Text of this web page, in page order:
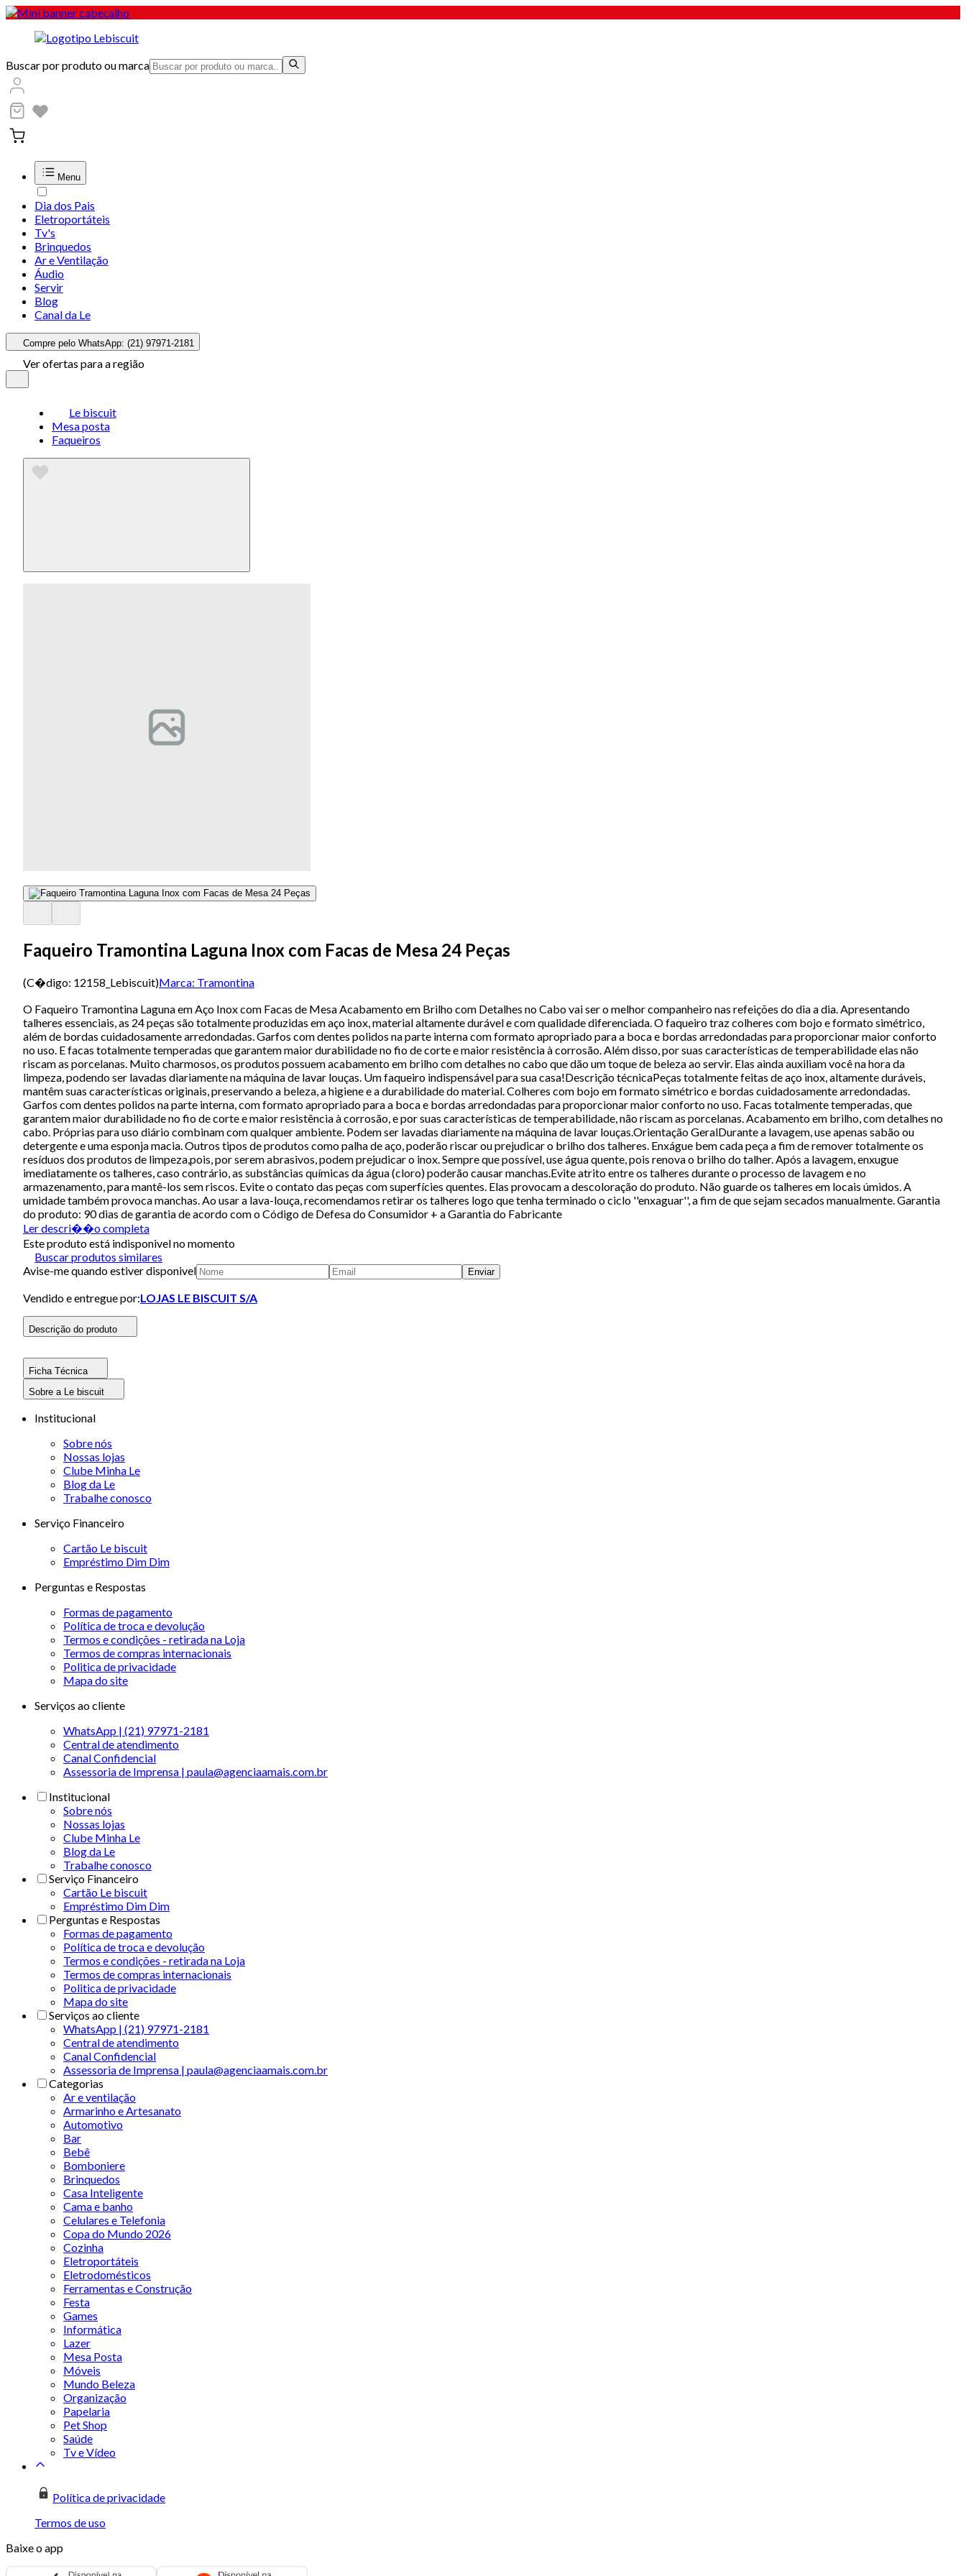
Buscar por produto ou marca
Menu
Dia dos Pais
Eletroportáteis
Tv's
Brinquedos
Ar e Ventilação
Áudio
Servir
Blog
Canal da Le
Compre pelo WhatsApp: (21) 97971-2181
Ver ofertas para a região
Le biscuit
Mesa posta
Faqueiros
Faqueiro Tramontina Laguna Inox com Facas de Mesa 24 Peças
(C�digo: 12158_Lebiscuit)Marca: Tramontina
O Faqueiro Tramontina Laguna em Aço Inox com Facas de Mesa Acabamento em Brilho com Detalhes no Cabo vai ser o melhor companheiro nas refeições do dia a dia. Apresentando
talheres essenciais, as 24 peças são totalmente produzidas em aço inox, material altamente durável e com qualidade diferenciada. O faqueiro traz colheres com bojo e formato simétrico,
além de bordas cuidadosamente arredondadas. Garfos com dentes polidos na parte interna com formato apropriado para a boca e bordas arredondadas para proporcionar maior conforto
no uso. E facas totalmente temperadas que garantem maior durabilidade no fio de corte e maior resistência à corrosão. Além disso, por suas características de temperabilidade elas não
riscam as porcelanas. Muito charmosos, os produtos possuem acabamento em brilho com detalhes no cabo que dão um toque de beleza ao servir. Elas ainda auxiliam você na hora da
limpeza, podendo ser lavadas diariamente na máquina de lavar louças. Um faqueiro indispensável para sua casa!Descrição técnicaPeças totalmente feitas de aço inox, altamente duráveis,
mantêm suas características originais, preservando a beleza, a higiene e a durabilidade do material. Colheres com bojo em formato simétrico e bordas cuidadosamente arredondadas.
Garfos com dentes polidos na parte interna, com formato apropriado para a boca e bordas arredondadas para proporcionar maior conforto no uso. Facas totalmente temperadas, que
garantem maior durabilidade no fio de corte e maior resistência à corrosão, e por suas características de temperabilidade, não riscam as porcelanas. Acabamento em brilho, com detalhes no
cabo. Próprias para uso diário combinam com qualquer ambiente. Podem ser lavadas diariamente na máquina de lavar louças.Orientação GeralDurante a lavagem, use apenas sabão ou
detergente e uma esponja macia. Outros tipos de produtos como palha de aço, poderão riscar ou prejudicar o brilho dos talheres. Enxágue bem cada peça a fim de remover totalmente os
resíduos dos produtos de limpeza,pois, por serem abrasivos, podem prejudicar o inox. Sempre que possível, use água quente, pois renova o brilho do talher. Após a lavagem, enxugue
imediatamente os talheres, caso contrário, as substâncias químicas da água (cloro) poderão causar manchas.Evite atrito entre os talheres durante o processo de lavagem e no
armazenamento, para mantê-los sem riscos. Evite o contato das peças com superfícies quentes. Elas provocam a descoloração do produto. Não guarde os talheres em locais úmidos. A
umidade também provoca manchas. Ao usar a lava-louça, recomendamos retirar os talheres logo que tenha terminado o ciclo ''enxaguar'', a fim de que sejam secados manualmente. Garantia
do produto: 90 dias de garantia de acordo com o Código de Defesa do Consumidor + a Garantia do Fabricante
Ler descri��o completa
Este produto está indisponivel no momento
Buscar produtos similares
Avise-me quando estiver disponivel
Enviar
Vendido e entregue por:LOJAS LE BISCUIT S/A
Descrição do produto
Ficha Técnica
Sobre a Le biscuit
Institucional
Sobre nós
Nossas lojas
Clube Minha Le
Blog da Le
Trabalhe conosco
Serviço Financeiro
Cartão Le biscuit
Empréstimo Dim Dim
Perguntas e Respostas
Formas de pagamento
Política de troca e devolução
Termos e condições - retirada na Loja
Termos de compras internacionais
Politica de privacidade
Mapa do site
Serviços ao cliente
WhatsApp | (21) 97971-2181
Central de atendimento
Canal Confidencial
Assessoria de Imprensa | paula@agenciaamais.com.br
Institucional
Sobre nós
Nossas lojas
Clube Minha Le
Blog da Le
Trabalhe conosco
Serviço Financeiro
Cartão Le biscuit
Empréstimo Dim Dim
Perguntas e Respostas
Formas de pagamento
Política de troca e devolução
Termos e condições - retirada na Loja
Termos de compras internacionais
Politica de privacidade
Mapa do site
Serviços ao cliente
WhatsApp | (21) 97971-2181
Central de atendimento
Canal Confidencial
Assessoria de Imprensa | paula@agenciaamais.com.br
Categorias
Ar e ventilação
Armarinho e Artesanato
Automotivo
Bar
Bebê
Bomboniere
Brinquedos
Casa Inteligente
Cama e banho
Celulares e Telefonia
Copa do Mundo 2026
Cozinha
Eletroportáteis
Eletrodomésticos
Ferramentas e Construção
Festa
Games
Informática
Lazer
Mesa Posta
Móveis
Mundo Beleza
Organização
Papelaria
Pet Shop
Saúde
Tv e Vídeo
Política de privacidade
Termos de uso
Baixe o app